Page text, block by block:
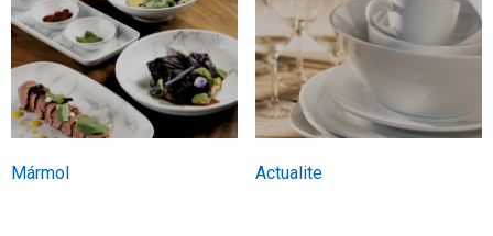
Mármol Actualite